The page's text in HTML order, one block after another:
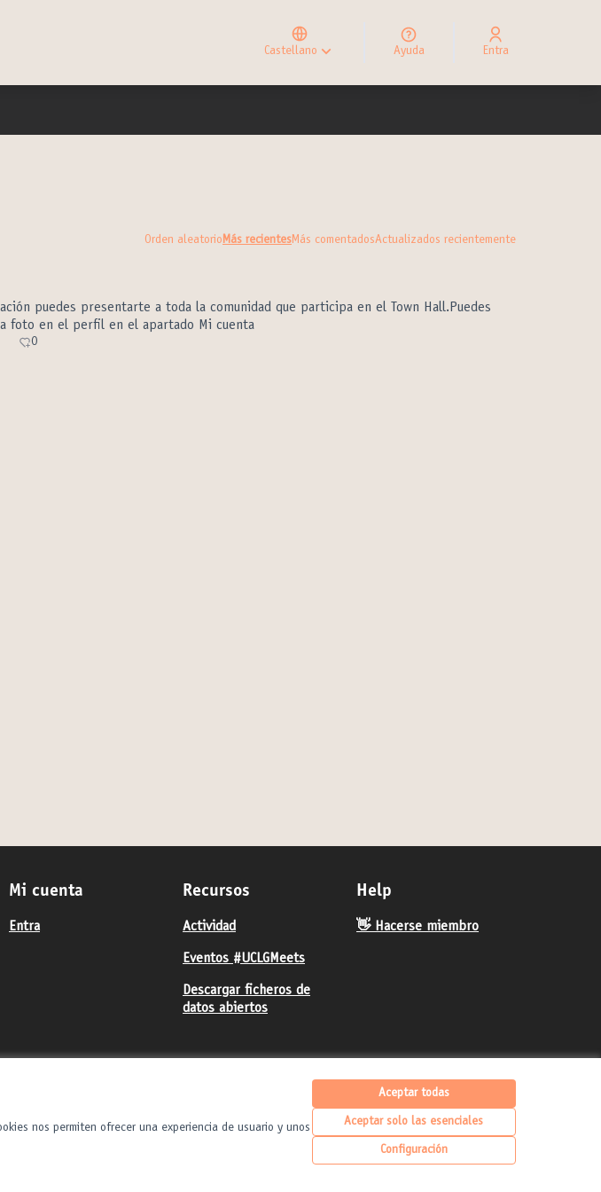
nos permiten ofrecer una experiencia de usuario y unos
Aceptar todas
Aceptar solo las esenciales
Configuración
Castellano
Elegir el idioma
Choose language
Ayuda Entra
Orden aleatorioMás recientesMás comentadosActualizados recientemente
puedes presentarte a toda la comunidad que participa en el Town Hall.Puedes
foto en el perfil en el apartado Mi cuenta
0
Mi cuenta
Entra
Recursos
Actividad
Eventos #UCLGMeets
Descargar ficheros de
datos abiertos
Help
👋 Hacerse miembro